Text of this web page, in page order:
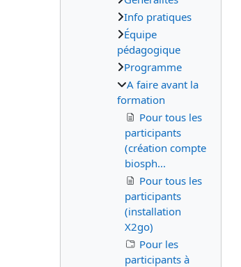
Info pratiques
Équipe
pédagogique
Programme
A faire avant la
formation
Pour tous les
participants
(création compte
biosph...
Pour tous les
participants
(installation
X2go)
Pour les
participants à